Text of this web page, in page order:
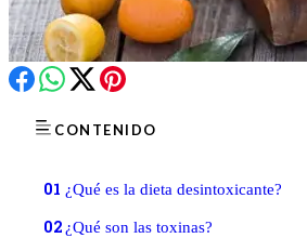
CONTENIDO
01 ¿Qué es la dieta desintoxicante?
02 ¿Qué son las toxinas?